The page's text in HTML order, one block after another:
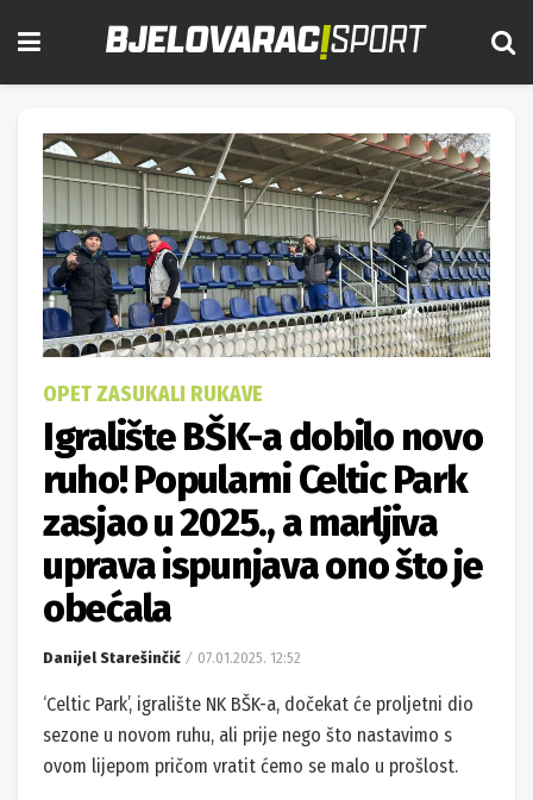
OPET ZASUKALI RUKAVE
Igralište BŠK-a dobilo novo
ruho! Popularni Celtic Park
zasjao u 2025., a marljiva
uprava ispunjava ono što je
obećala
Danijel Starešinčić 07.01.2025. 12:52
‘Celtic Park’, igralište NK BŠK-a, dočekat će proljetni dio
sezone u novom ruhu, ali prije nego što nastavimo s
ovom lijepom pričom vratit ćemo se malo u prošlost.